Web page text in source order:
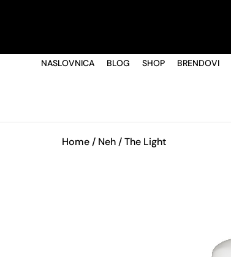
NASLOVNICA BLOG SHOP BRENDOVI
Home/ Neh/ The Light